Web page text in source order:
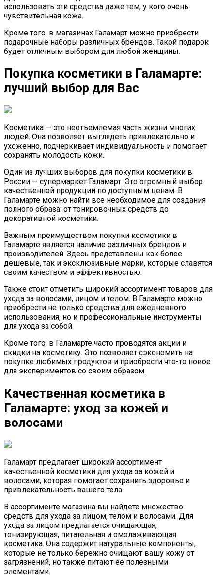
использовать эти средства даже тем, у кого очень
чувствительная кожа.
Кроме того, в магазинах Галамарт можно приобрести
подарочные наборы различных брендов. Такой подарок
будет отличным выбором для любой женщины.
Покупка косметики в Галамарте:
лучший выбор для Вас
Косметика — это неотъемлемая часть жизни многих
людей. Она позволяет выглядеть привлекательно и
ухоженно, подчеркивает индивидуальность и помогает
сохранять молодость кожи.
Один из лучших выборов для покупки косметики в
России — супермаркет Галамарт. Это огромный выбор
качественной продукции по доступным ценам. В
Галамарте можно найти все необходимое для создания
полного образа: от тонировочных средств до
декоративной косметики.
Важным преимуществом покупки косметики в
Галамарте является наличие различных брендов и
производителей. Здесь представлены как более
дешевые, так и эксклюзивные марки, которые славятся
своим качеством и эффективностью.
Также стоит отметить широкий ассортимент товаров для
ухода за волосами, лицом и телом. В Галамарте можно
приобрести не только средства для ежедневного
использования, но и профессиональные инструменты
для ухода за собой.
Кроме того, в Галамарте часто проводятся акции и
скидки на косметику. Это позволяет сэкономить на
покупке любимых продуктов и приобрести что-то новое
для экспериментов со своим образом.
Качественная косметика в
Галамарте: уход за кожей и
волосами
Галамарт предлагает широкий ассортимент
качественной косметики для ухода за кожей и
волосами, которая помогает сохранить здоровье и
привлекательность вашего тела.
В ассортименте магазина вы найдете множество
средств для ухода за лицом, телом и волосами. Для
ухода за лицом предлагается очищающая,
тонизирующая, питательная и омолаживающая
косметика. Она содержит натуральные компоненты,
которые не только бережно очищают вашу кожу от
загрязнений, но также питают ее полезными
элементами.